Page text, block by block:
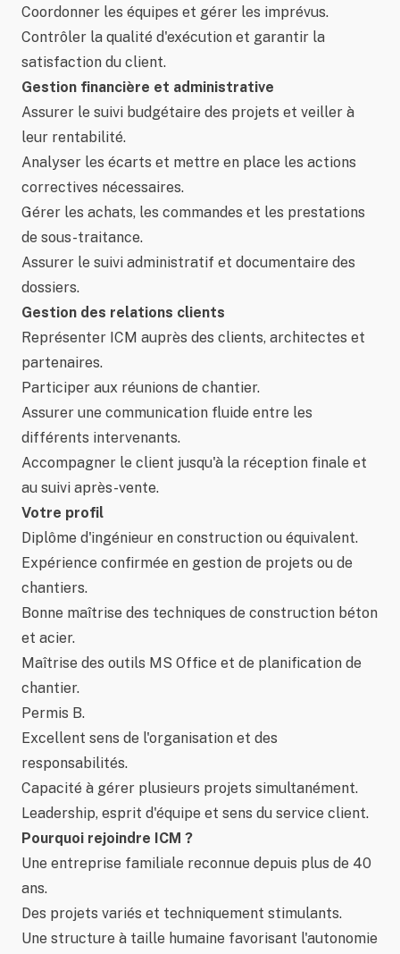
Coordonner les équipes et gérer les imprévus.
Contrôler la qualité d'exécution et garantir la
satisfaction du client.
Gestion financière et administrative
Assurer le suivi budgétaire des projets et veiller à
leur rentabilité.
Analyser les écarts et mettre en place les actions
correctives nécessaires.
Gérer les achats, les commandes et les prestations
de sous-traitance.
Assurer le suivi administratif et documentaire des
dossiers.
Gestion des relations clients
Représenter ICM auprès des clients, architectes et
partenaires.
Participer aux réunions de chantier.
Assurer une communication fluide entre les
différents intervenants.
Accompagner le client jusqu'à la réception finale et
au suivi après-vente.
Votre profil
Diplôme d'ingénieur en construction ou équivalent.
Expérience confirmée en gestion de projets ou de
chantiers.
Bonne maîtrise des techniques de construction béton
et acier.
Maîtrise des outils MS Office et de planification de
chantier.
Permis B.
Excellent sens de l'organisation et des
responsabilités.
Capacité à gérer plusieurs projets simultanément.
Leadership, esprit d'équipe et sens du service client.
Pourquoi rejoindre ICM ?
Une entreprise familiale reconnue depuis plus de 40
ans.
Des projets variés et techniquement stimulants.
Une structure à taille humaine favorisant l'autonomie